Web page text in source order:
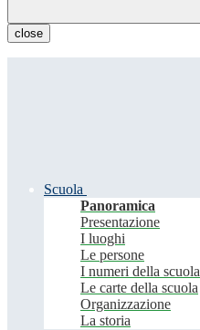
close
Scuola
Panoramica
Presentazione
I luoghi
Le persone
I numeri della scuola
Le carte della scuola
Organizzazione
La storia